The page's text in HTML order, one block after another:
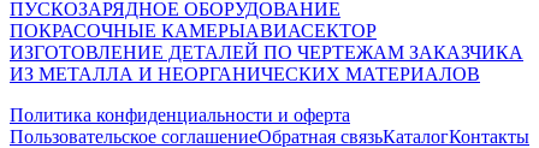
ПУСКОЗАРЯДНОЕ ОБОРУДОВАНИЕ
ПОКРАСОЧНЫЕ КАМЕРЫАВИАСЕКТОР
ИЗГОТОВЛЕНИЕ ДЕТАЛЕЙ ПО ЧЕРТЕЖАМ ЗАКАЗЧИКА
ИЗ МЕТАЛЛА И НЕОРГАНИЧЕСКИХ МАТЕРИАЛОВ
Политика конфиденциальности и оферта
Пользовательское соглашениеОбратная связьКаталогКонтакты